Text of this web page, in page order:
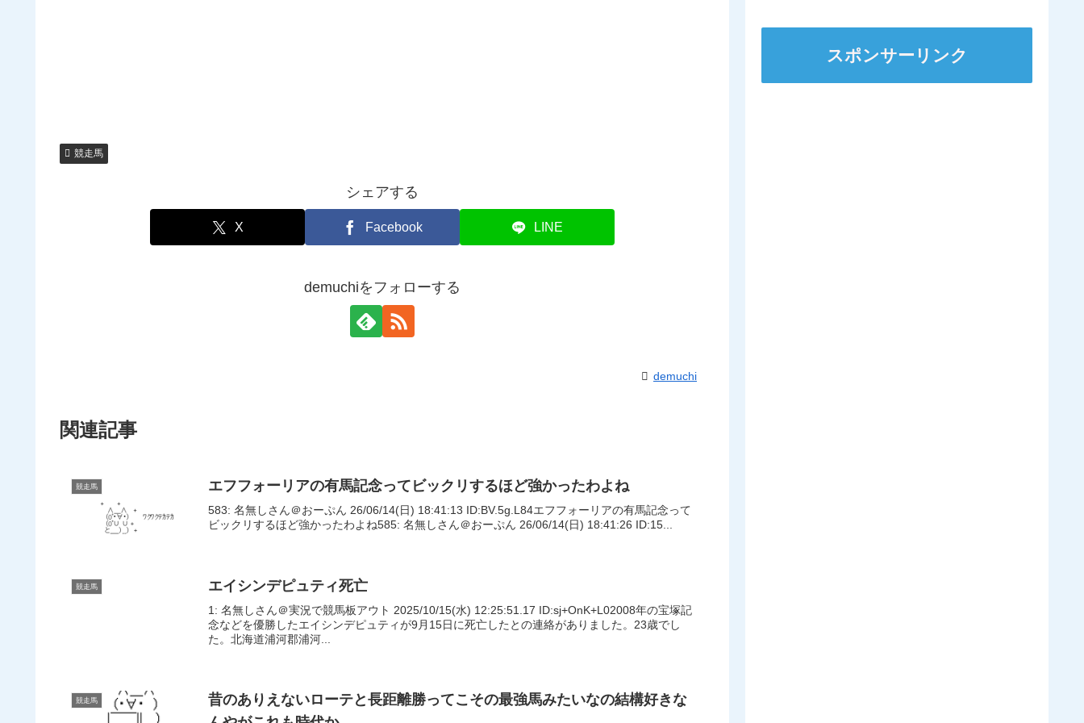
競走馬
シェアする
X Facebook LINE
demuchiをフォローする
demuchi
関連記事
競走馬 エフフォーリアの有馬記念ってビックリするほど強かったわよね
583: 名無しさん＠おーぷん 26/06/14(日) 18:41:13 ID:BV.5g.L84エフフォーリアの有馬記念って
ビックリするほど強かったわよね585: 名無しさん＠おーぷん 26/06/14(日) 18:41:26 ID:15...
競走馬 エイシンデピュティ死亡
1: 名無しさん＠実況で競馬板アウト 2025/10/15(水) 12:25:51.17 ID:sj+OnK+L02008年の宝塚記
念などを優勝したエイシンデピュティが9月15日に死亡したとの連絡がありました。23歳でし
た。北海道浦河郡浦河...
競走馬
昔のありえないローテと長距離勝ってこその最強馬みたいなの結構好きな
スポンサーリンク